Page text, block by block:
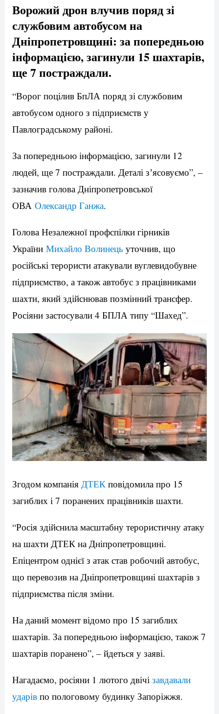
Ворожий дрон влучив поряд зі
службовим автобусом на
Дніпропетровщині: за попередньою
інформацією, загинули 15 шахтарів,
ще 7 постраждали.
“Ворог поцілив БпЛА поряд зі службовим
автобусом одного з підприємств у
Павлоградському районі.
За попередньою інформацією, загинули 12
людей, ще 7 постраждали. Деталі зʼясовуємо”, –
зазначив голова Дніпропетровської
ОВА Олександр Ганжа.
Голова Незалежної профспілки гірників
України Михайло Волинець уточнив, що
російські терористи атакували вуглевидобувне
підприємство, а також автобус з працівниками
шахти, який здійснював позмінний трансфер.
Росіяни застосували 4 БПЛА типу “Шахед”.
Згодом компанія ДТЕК повідомила про 15
загиблих і 7 поранених працівників шахти.
“Росія здійснила масштабну терористичну атаку
на шахти ДТЕК на Дніпропетровщині.
Епіцентром однієї з атак став робочий автобус,
що перевозив на Дніпропетровщині шахтарів з
підприємства після зміни.
На даний момент відомо про 15 загиблих
шахтарів. За попередньою інформацією, також 7
шахтарів поранено”, – йдеться у заяві.
Нагадаємо, росіяни 1 лютого двічі завдавали
ударів по пологовому будинку Запоріжжя.